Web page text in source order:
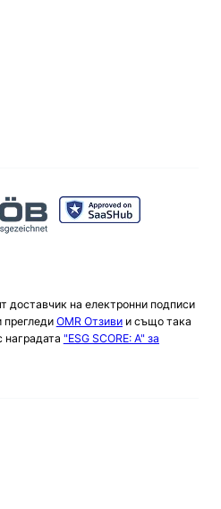
доставчик на електронни подписи
прегледи OMR Отзивии също така
наградата "ESG SCORE: A" за